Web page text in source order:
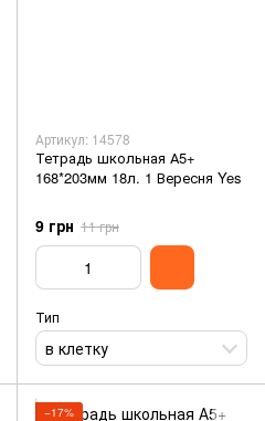
Артикул: 14578
Тетрадь школьная А5+
168*203мм 18л. 1 Вересня Yes
9 грн 11 грн
Тип
в клетку
−17%